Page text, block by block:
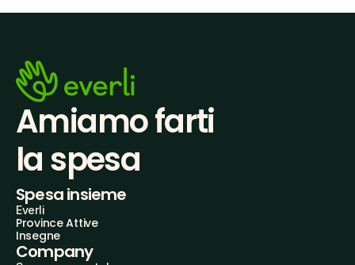
Amiamo farti
la spesa
Spesa insieme
Everli
Province Attive
Insegne
Company